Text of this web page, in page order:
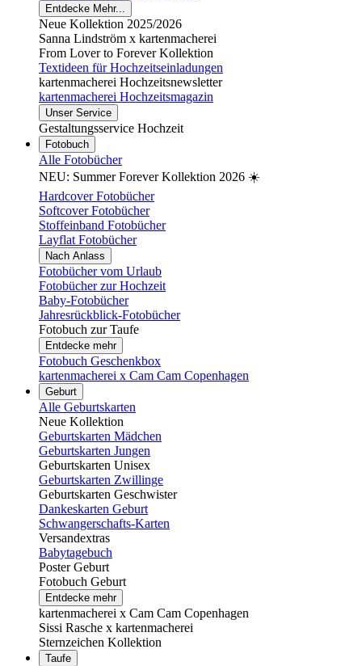
Entdecke Mehr...
Neue Kollektion 2025/2026
Sanna Lindström x kartenmacherei
From Lover to Forever Kollektion
Textideen für Hochzeitseinladungen
kartenmacherei Hochzeitsnewsletter
kartenmacherei Hochzeitsmagazin
Unser Service
Gestaltungsservice Hochzeit
Fotobuch
Alle Fotobücher
NEU: Summer Forever Kollektion 2026 ☀️
Hardcover Fotobücher
Softcover Fotobücher
Stoffeinband Fotobücher
Layflat Fotobücher
Nach Anlass
Fotobücher vom Urlaub
Fotobücher zur Hochzeit
Baby-Fotobücher
Jahresrückblick-Fotobücher
Fotobuch zur Taufe
Entdecke mehr
Fotobuch Geschenkbox
kartenmacherei x Cam Cam Copenhagen
Geburt
Alle Geburtskarten
Neue Kollektion
Geburtskarten Mädchen
Geburtskarten Jungen
Geburtskarten Unisex
Geburtskarten Zwillinge
Geburtskarten Geschwister
Dankeskarten Geburt
Schwangerschafts-Karten
Versandextras
Babytagebuch
Poster Geburt
Fotobuch Geburt
Entdecke mehr
kartenmacherei x Cam Cam Copenhagen
Sissi Rasche x kartenmacherei
Sternzeichen Kollektion
Taufe